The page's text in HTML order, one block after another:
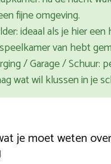
fijne omgeving.
ideaal als je hier
van hebt
/ Garage / Schuur:
wat wil klussen in je
je moet weten